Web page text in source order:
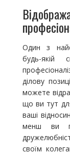
Один з
будь-якій
ділову
можете
що ви тут
ваші
менш ви
своїм